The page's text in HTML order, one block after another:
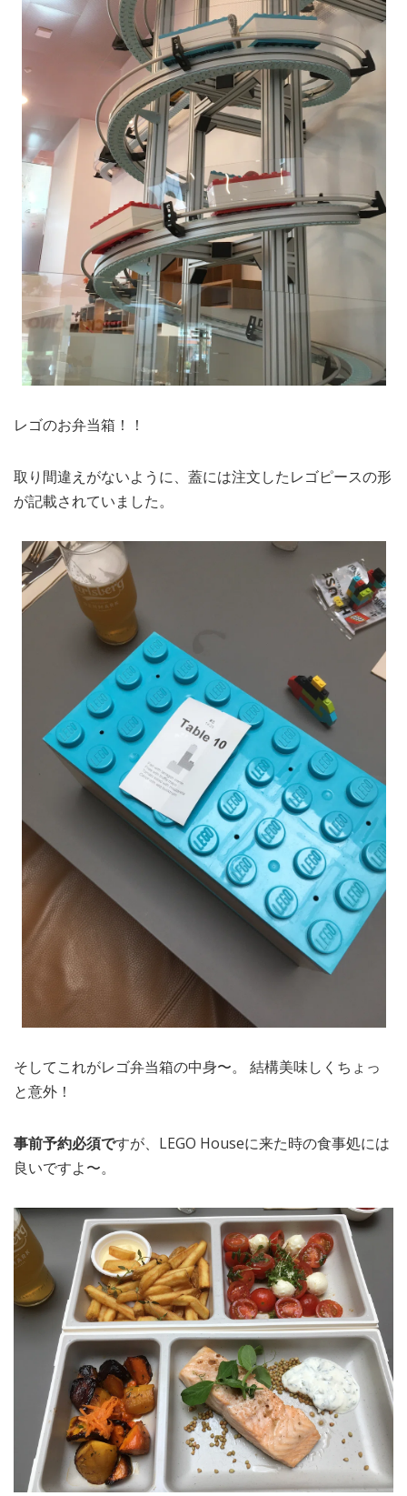
レゴのお弁当箱！！
取り間違えがないように、蓋には注文したレゴピースの形
が記載されていました。
そしてこれがレゴ弁当箱の中身〜。 結構美味しくちょっ
と意外！
事前予約必須ですが、LEGO Houseに来た時の食事処には
良いですよ〜。